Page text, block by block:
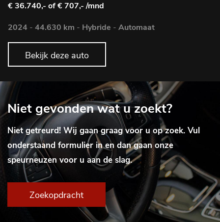
€ 36.740,- of € 707,- /mnd
2024 - 44.630 km - Hybride - Automaat
Bekijk deze auto
Niet gevonden wat u zoekt?
Niet getreurd! Wij gaan graag voor u op zoek. Vul
onderstaand formulier in en dan gaan onze
speurneuzen voor u aan de slag.
Zoekopdracht